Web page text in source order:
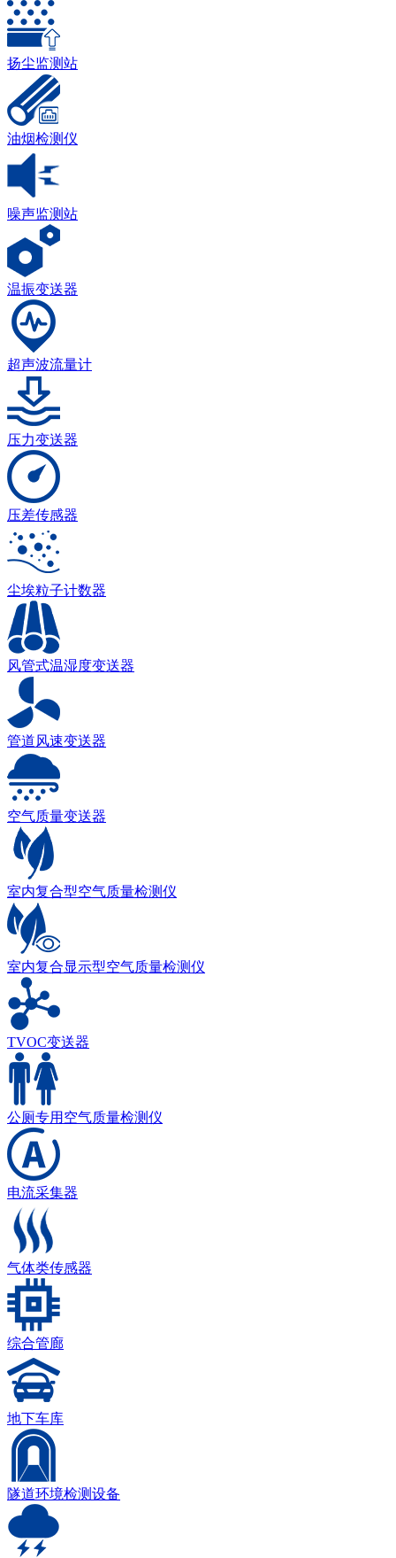
扬尘监测站
油烟检测仪
噪声监测站
温振变送器
超声波流量计
压力变送器
压差传感器
尘埃粒子计数器
风管式温湿度变送器
管道风速变送器
空气质量变送器
室内复合型空气质量检测仪
室内复合显示型空气质量检测仪
TVOC变送器
公厕专用空气质量检测仪
电流采集器
气体类传感器
综合管廊
地下车库
隧道环境检测设备